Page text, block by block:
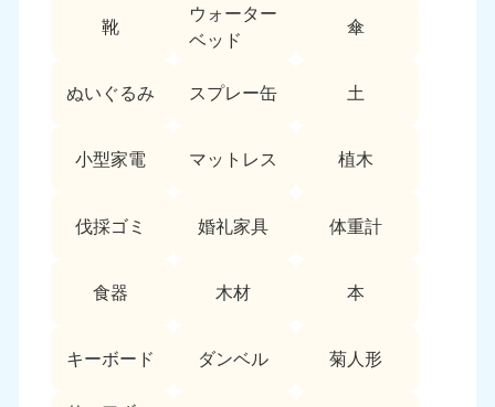
靴
ウォーター
ベッド
傘
ぬいぐるみ スプレー缶 土
小型家電 マットレス 植木
伐採ゴミ 婚礼家具 体重計
食器 木材 本
キーボード ダンベル 菊人形
愛知県
9:00〜19:00 年中無休
岐阜県
9:00〜19:00 年中無休
050-1881-5256 050-1881-5260
福井県
9:00〜19:00 年中無休
石川県
9:00〜19:00 年中無休
050-1881-5262 050-1881-5257